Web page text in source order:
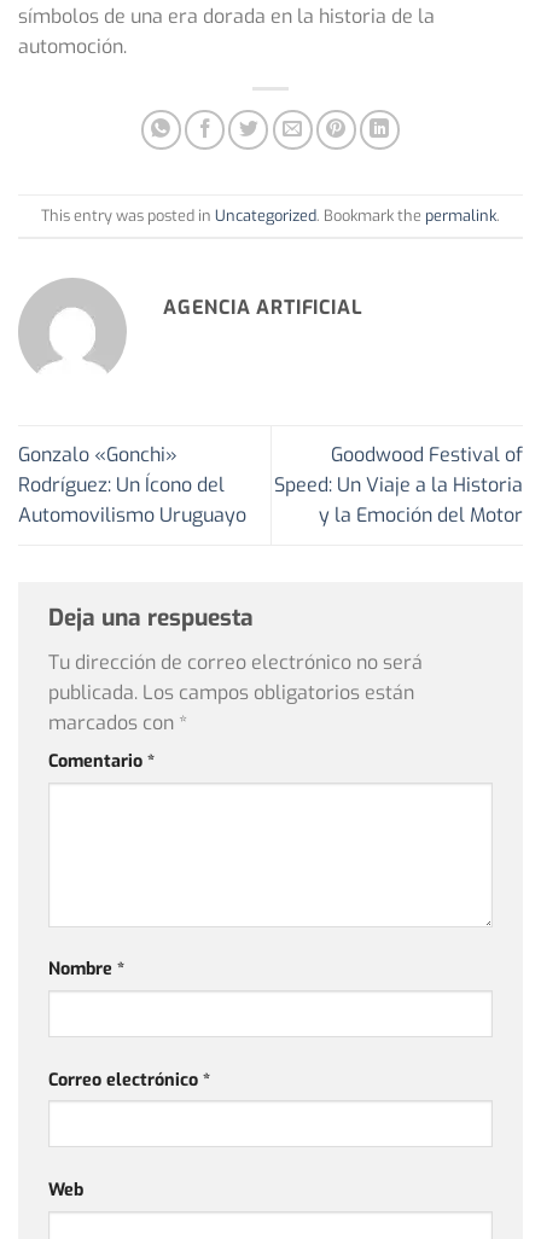
símbolos de una era dorada en la historia de la
automoción.
This entry was posted in Uncategorized. Bookmark the permalink.
AGENCIA ARTIFICIAL
Gonzalo «Gonchi»
Rodríguez: Un Ícono del
Automovilismo Uruguayo
Goodwood Festival of
Speed: Un Viaje a la Historia
y la Emoción del Motor
Deja una respuesta
Tu dirección de correo electrónico no será
publicada. Los campos obligatorios están
marcados con *
Comentario *
Nombre *
Correo electrónico *
Web